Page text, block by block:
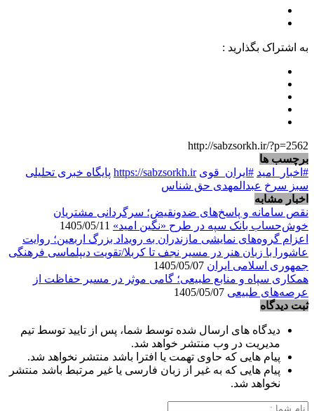
به اشتراک بگذارید :
http://sabzsorkh.ir/?p=2562
برچسب ها
#اخبار_امید #ایران_قوی https://sabzsorkh.ir پایگاه خبری تحلیلی
سبز سرخ عبدالمهدی حق شناس
اخبار مشابه
نقص سامانه و پاسخ‌های ضدونقیض؛ سرگردانی مشتریان
خوش‌حساب بانک سپه در طرح «نگین امید»
اعزام گروه‌های نمایشی مازندران به رویداد بزرگ اربعین؛ روایت
عاشورا با زبان هنر در مسیر نجف تا کربلا/تقویت دیپلماسی فرهنگی
جمهوری اسلامی ایران
همکاری سپاه و منابع طبیعی؛ گامی موثر در مسیر حفاظت از
عرصه‌های طبیعی
ثبت دیدگاه
دیدگاه های ارسال شده توسط شما، پس از تایید توسط تیم
مدیریت در وب منتشر خواهد شد.
پیام هایی که حاوی تهمت یا افترا باشد منتشر نخواهد شد.
پیام هایی که به غیر از زبان فارسی یا غیر مرتبط باشد منتشر
نخواهد شد.